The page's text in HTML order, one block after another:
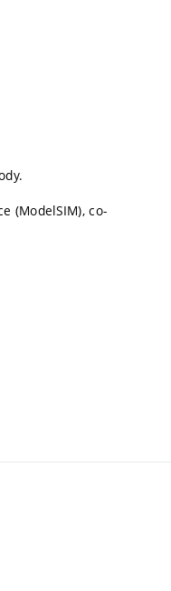
(ModelSIM), co-